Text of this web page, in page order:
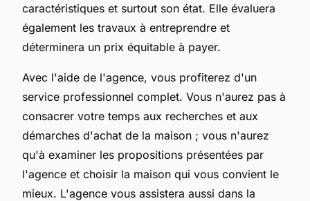
caractéristiques et surtout son état. Elle évaluera
également les travaux à entreprendre et
déterminera un prix équitable à payer.
Avec l'aide de l'agence, vous profiterez d'un
service professionnel complet. Vous n'aurez pas à
consacrer votre temps aux recherches et aux
démarches d'achat de la maison ; vous n'aurez
qu'à examiner les propositions présentées par
l'agence et choisir la maison qui vous convient le
mieux. L'agence vous assistera aussi dans la